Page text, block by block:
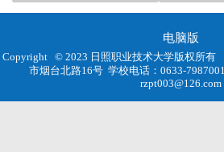
电脑版
Copyright © 2023 日照职业技术大学版权所有
市烟台北路16号 学校电话：0633-7987001
rzpt003@126.com